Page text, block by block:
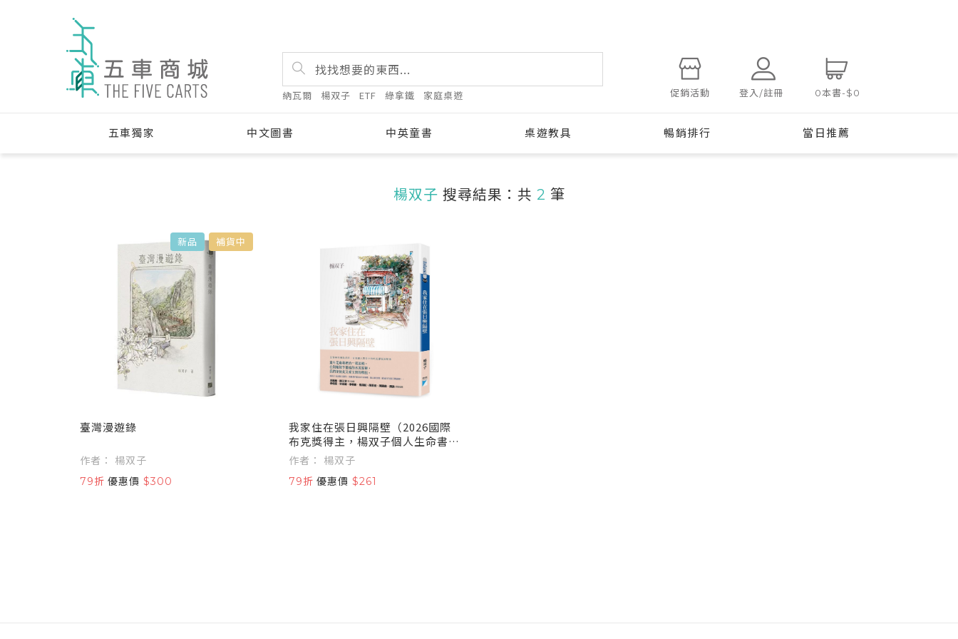
納瓦爾 楊双子 ETF 綠拿鐵 家庭桌遊 促銷活動 登入/註冊 0本書-$0
五車獨家 中文圖書 中英童書 桌遊教具 暢銷排行 當日推薦
楊双子 搜尋結果：共 2 筆
新品 補貨中
臺灣漫遊錄
作者： 楊双子
79折 優惠價 $300
我家住在張日興隔壁（2026國際
布克獎得主，楊双子個人生命書
寫）
作者： 楊双子
79折 優惠價 $261